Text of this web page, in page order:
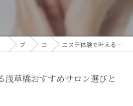
ブログ コラム エステ体験で叶える浅草橋おすすめサロン選びと効果的な活用法
浅草橋おすすめサロン選びと